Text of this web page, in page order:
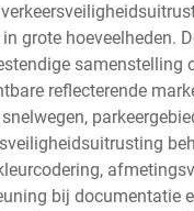
grote hoeveelheden.
reflecterende
bij documentatie